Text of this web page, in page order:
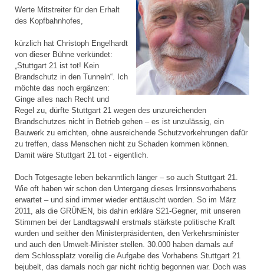
Werte Mitstreiter für den Erhalt
des Kopfbahnhofes,
kürzlich hat Christoph Engelhardt
von dieser Bühne verkündet:
„Stuttgart 21 ist tot! Kein
Brandschutz in den Tunneln“. Ich
möchte das noch ergänzen:
Ginge alles nach Recht und
Regel zu, dürfte Stuttgart 21 wegen des unzureichenden
Brandschutzes nicht in Betrieb gehen – es ist unzulässig, ein
Bauwerk zu errichten, ohne ausreichende Schutzvorkehrungen dafür
zu treffen, dass Menschen nicht zu Schaden kommen können.
Damit wäre Stuttgart 21 tot - eigentlich.
Doch Totgesagte leben bekanntlich länger – so auch Stuttgart 21.
Wie oft haben wir schon den Untergang dieses Irrsinnsvorhabens
erwartet – und sind immer wieder enttäuscht worden. So im März
2011, als die GRÜNEN, bis dahin erkläre S21-Gegner, mit unseren
Stimmen bei der Landtagswahl erstmals stärkste politische Kraft
wurden und seither den Ministerpräsidenten, den Verkehrsminister
und auch den Umwelt-Minister stellen. 30.000 haben damals auf
dem Schlossplatz voreilig die Aufgabe des Vorhabens Stuttgart 21
bejubelt, das damals noch gar nicht richtig begonnen war. Doch was